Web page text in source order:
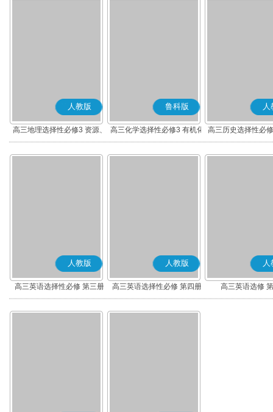
人教版
高三地理选择性必修3 资源、
环境与国家安全
鲁科版
高三化学选择性必修3 有机化
学基础
人
高三历史选择性必
流与传播(部
人教版
高三英语选择性必修 第三册
人教版
高三英语选择性必修 第四册
人
高三英语选修